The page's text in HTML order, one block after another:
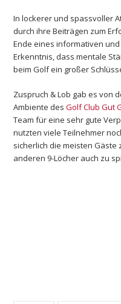
In lockerer und spassvoller
durch ihre Beiträgen zum
Ende eines informativen
Erkenntnis, dass mentale
beim Golf ein großer
Zuspruch & Lob gab es von
Ambiente desGolf Club Gut
Team für eine sehr gute
nutzten viele Teilnehmer
sicherlich die meisten
anderen 9-Löcher auch zu